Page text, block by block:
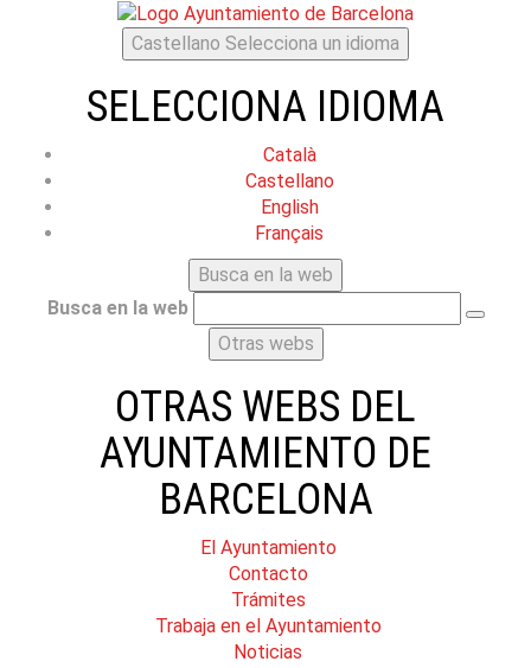
Castellano Selecciona un idioma
SELECCIONA IDIOMA
Català
Castellano
English
Français
Busca en la web
Busca en la web
Otras webs
OTRAS WEBS DEL
AYUNTAMIENTO DE
BARCELONA
El Ayuntamiento
Contacto
Trámites
Trabaja en el Ayuntamiento
Noticias